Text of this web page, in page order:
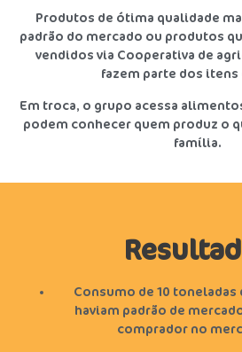
Produtos de ótima qualidade
padrão do mercado ou produtos
vendidos via Cooperativa de
fazem parte dos itens
Em troca, o grupo acessa
podem conhecer quem produz o
família.
Consumo de 10 toneladas
haviam padrão de
comprador no